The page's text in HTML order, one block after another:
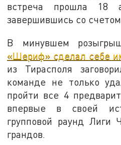
встреча прошла 18
завершившись со
В минувшем
«Шериф» сделал себе
из Тирасполя
команде не только
пройти все 4
впервые в своей
групповой раунд Лиги
грандов.